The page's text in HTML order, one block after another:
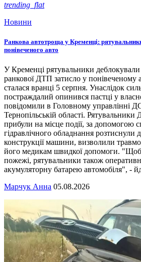
trending_flat
Новини
Ранкова автотроща у Кременці:
понівеченого авто
У Кременці рятувальники
ранкової ДТП затисло у понівеченому
сталася вранці 5 серпня. Унаслідок
постраждалий опинився пастці у
повідомили в Головному управлінні
Тернопільській області.
прибули на місце події, за допомогою
гідравлічного обладнання розтиснули
конструкції машини, визволили
його медикам швидкої допомоги. "Щоб
пожежі, рятувальники також
акумуляторну батарею автомобіля", -
Марчук Анна 05.08.2026